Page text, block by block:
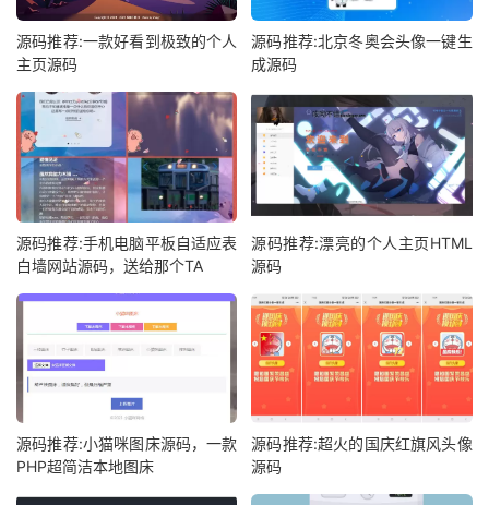
源码推荐:一款好看到极致的个人
主页源码
源码推荐:北京冬奥会头像一键生
成源码
源码推荐:手机电脑平板自适应表
白墙网站源码，送给那个TA
源码推荐:漂亮的个人主页HTML
源码
源码推荐:小猫咪图床源码，一款
PHP超简洁本地图床
源码推荐:超火的国庆红旗风头像
源码